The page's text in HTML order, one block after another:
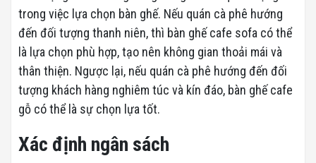
trong việc lựa chọn bàn ghế. Nếu quán cà phê hướng
đến đối tượng thanh niên, thì bàn ghế cafe sofa có thể
là lựa chọn phù hợp, tạo nên không gian thoải mái và
thân thiện. Ngược lại, nếu quán cà phê hướng đến đối
tượng khách hàng nghiêm túc và kín đáo, bàn ghế cafe
gỗ có thể là sự chọn lựa tốt.
Xác định ngân sách